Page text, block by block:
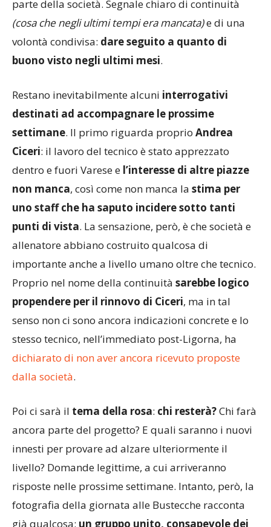
l’accordo per il rinnovo, in attesa dell’ufficialità da
parte della società. Segnale chiaro di continuità
(cosa che negli ultimi tempi era mancata)e di una
volontà condivisa: dare seguito a quanto di
Restano inevitabilmente alcuniinterrogativi
destinati ad accompagnare le prossime
settimane. Il primo riguarda proprioAndrea
Ciceri: il lavoro del tecnico è stato apprezzato
dentro e fuori Varese el’interesse di altre piazze
non manca, così come non manca lastima per
uno staff che ha saputo incidere sotto tanti
punti di vista. La sensazione, però, è che società e
allenatore abbiano costruito qualcosa di
importante anche a livello umano oltre che tecnico.
Proprio nel nome della continuitàsarebbe logico
propendere per il rinnovo di Ciceri, ma in tal
senso non ci sono ancora indicazioni concrete e lo
stesso tecnico, nell’immediato post-Ligorna, ha
dichiarato di non aver ancora ricevuto proposte
Poi ci sarà iltema della rosa:chi resterà?Chi farà
ancora parte del progetto? E quali saranno i nuovi
innesti per provare ad alzare ulteriormente il
livello? Domande legittime, a cui arriveranno
risposte nelle prossime settimane. Intanto, però, la